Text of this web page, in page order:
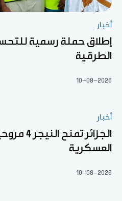
أخبار
إطلاق حملة رسمية
الطرقية
10-08-2026
أخبار
الجزائر
العسكرية
10-08-2026